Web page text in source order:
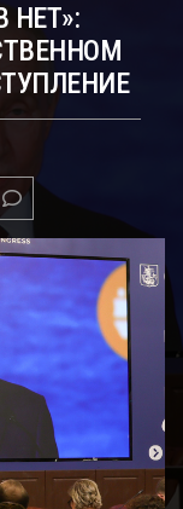
НЕТ»: